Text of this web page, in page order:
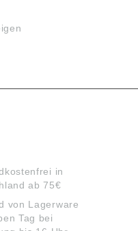
in
ab 75€
von Lagerware
Tag bei